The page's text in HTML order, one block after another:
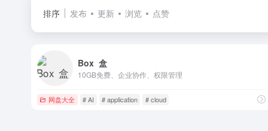
排序 发布 更新 浏览 点赞
Box 盒
10GB免费、企业协作、权限管理
网盘大全 # AI # application # cloud